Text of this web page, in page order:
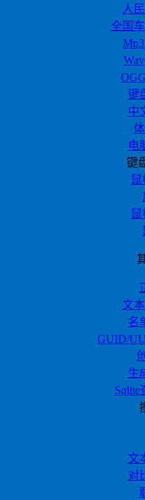
人
全国
键
中
电
键
文
名
GUID/
生
Sqlite
文
对